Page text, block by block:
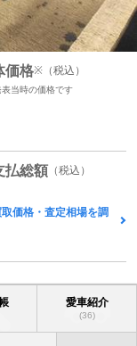
価格※ （税込）
当時の価格です
払総額 （税込）
価格・査定相場を調
愛車紹介
(36)